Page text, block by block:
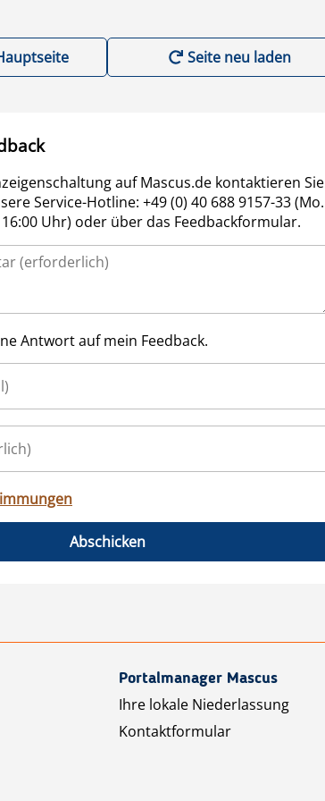
Seite neu laden
auf Mascus.de kontaktieren Sie
Service-Hotline: +49 (0) 40 688 9157-33 (Mo.
Uhr) oder über das Feedbackformular.
Antwort auf mein Feedback.
Abschicken
Portalmanager Mascus
Ihre lokale Niederlassung
Kontaktformular